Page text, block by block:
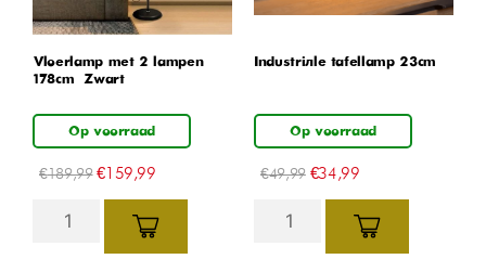
Vloerlamp met 2 lampen –
178cm – Zwart
Op voorraad
€189,99 €159,99
Industriële tafellamp 23cm
Op voorraad
€49,99 €34,99